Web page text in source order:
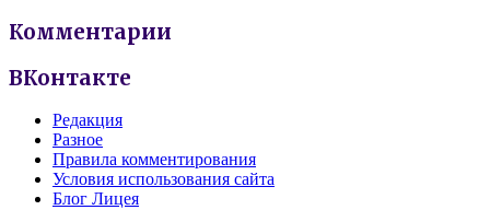
Комментарии
ВКонтакте
Редакция
Разное
Правила комментирования
Условия использования сайта
Блог Лицея